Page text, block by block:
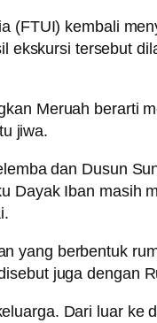
(FTUI) kembali
tersebut
Meruah berarti
jiwa.
dan Dusun
Dayak Iban masih
yang berbentuk
juga dengan
Dari luar